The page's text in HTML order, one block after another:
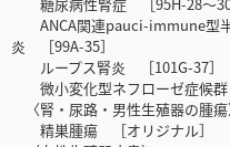
ANCA関連pauci-immune型半
炎 ［99A-35］
ループス腎炎 ［101G-37］
微小変化型ネフローゼ症候群
〈腎・尿路・男性生殖器の
精巣腫瘍 ［オリジナル］